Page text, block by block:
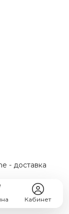
- доставка
Кабинет